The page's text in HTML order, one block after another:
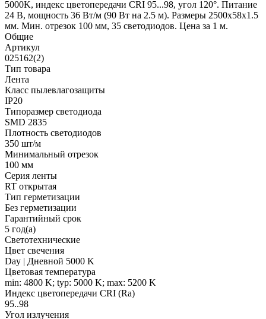
5000K, индекс цветопередачи CRI 95...98, угол 120°. Питание
24 В, мощность 36 Вт/м (90 Вт на 2.5 м). Размеры 2500х58х1.5
мм. Мин. отрезок 100 мм, 35 светодиодов. Цена за 1 м.
Общие
Артикул
025162(2)
Тип товара
Лента
Класс пылевлагозащиты
IP20
Типоразмер светодиода
SMD 2835
Плотность светодиодов
350 шт/м
Минимальный отрезок
100 мм
Серия ленты
RT открытая
Тип герметизации
Без герметизации
Гарантийный срок
5 год(а)
Светотехнические
Цвет свечения
Day | Дневной 5000 K
Цветовая температура
min: 4800 K; typ: 5000 K; max: 5200 K
Индекс цветопередачи CRI (Ra)
95..98
Угол излучения